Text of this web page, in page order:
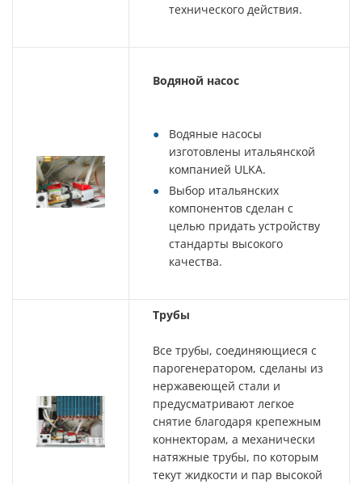
технического действия.
Водяной насос
Водяные насосы
изготовлены итальянской
компанией ULKA.
Выбор итальянских
компонентов сделан с
целью придать устройству
стандарты высокого
качества.
Трубы
Все трубы, соединяющиеся с
парогенератором, сделаны из
нержавеющей стали и
предусматривают легкое
снятие благодаря крепежным
коннекторам, а механически
натяжные трубы, по которым
текут жидкости и пар высокой